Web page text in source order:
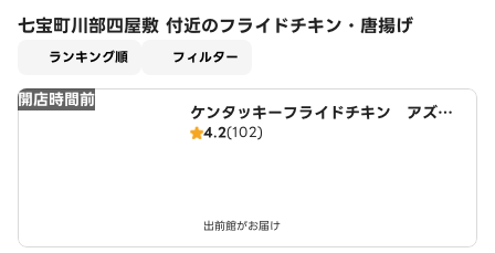
七宝町川部四屋敷 付近のフライドチキン・唐揚げ
ランキング順 フィルター
開店時間前
ケンタッキーフライドチキン アズパ
ーク千音寺店
4.2(102)
出前館がお届け